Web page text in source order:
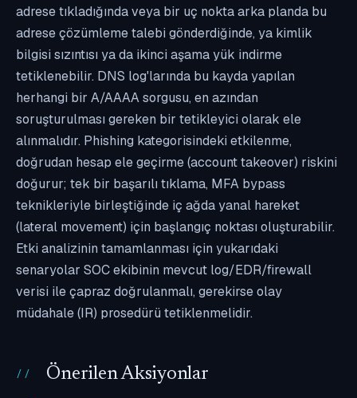
adrese tıkladığında veya bir uç nokta arka planda bu
adrese çözümleme talebi gönderdiğinde, ya kimlik
bilgisi sızıntısı ya da ikinci aşama yük indirme
tetiklenebilir. DNS log'larında bu kayda yapılan
herhangi bir A/AAAA sorgusu, en azından
soruşturulması gereken bir tetikleyici olarak ele
alınmalıdır. Phishing kategorisindeki etkilenme,
doğrudan hesap ele geçirme (account takeover) riskini
doğurur; tek bir başarılı tıklama, MFA bypass
teknikleriyle birleştiğinde iç ağda yanal hareket
(lateral movement) için başlangıç noktası oluşturabilir.
Etki analizinin tamamlanması için yukarıdaki
senaryolar SOC ekibinin mevcut log/EDR/firewall
verisi ile çapraz doğrulanmalı, gerekirse olay
müdahale (IR) prosedürü tetiklenmelidir.
Önerilen Aksiyonlar